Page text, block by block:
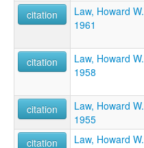
citation
Law, Howard W.
1961
citation
Law, Howard W.
1958
citation
Law, Howard W.
1955
citation
Law, Howard W.